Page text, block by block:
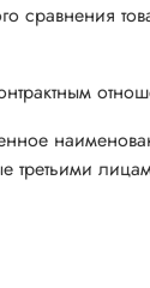
сравнения
третьими